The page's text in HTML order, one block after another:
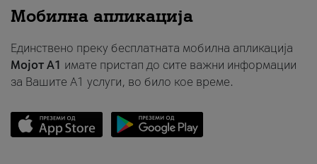
Мобилна апликација
Единствено преку бесплатната мобилна апликација
Мојот A1 имате пристап до сите важни информации
за Вашите A1 услуги, во било кое време.